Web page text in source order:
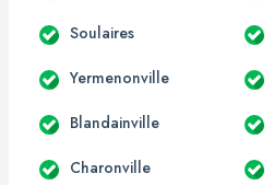
Soulaires
Yermenonville
Blandainville
Charonville